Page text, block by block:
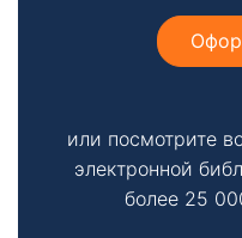
или посмотрите
электронной
более 25